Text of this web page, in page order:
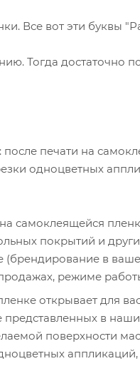
Все вот эти буквы
Тогда достаточно
печати на
одноцветных
самоклеящейся
покрытий и
(брендирование в
режиме
открывает для
в
поверхности